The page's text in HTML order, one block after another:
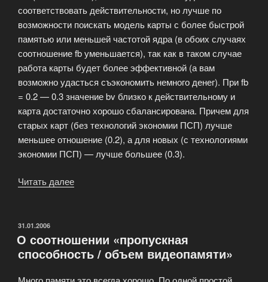
соответствовать действительности, но лучше по
возможности поискать модель карты с более быстрой
памятью или меньшей частотой ядра (в обоих случаях
соотношение fb уменьшается), так как в таком случае
работа карты будет более эффективной (а вам
возможно удасться съэкономить немного денег). При fb
= 0.2 — 0.3 значение bv близко к действительному и
карта достаточно хорошо сбалансирована. Причем для
старых карт (без технологий экономии ПСП) лучше
меньшее отношение (0.2), а для новых (с технологиями
экономии ПСП) — лучше большее (0.3).
Читать далее
помощью
соотношений
ОПУБЛИКОВАНО
31.01.2006
О соотношении «пропускная
способность / объем видеопамяти»